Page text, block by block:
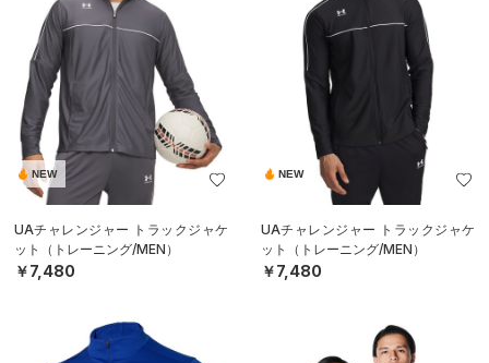
NEW
UAチャレンジャー トラックジャケ
ット（トレーニング/MEN）
￥7,480
NEW
UAチャレンジャー トラックジャケ
ット（トレーニング/MEN）
￥7,480